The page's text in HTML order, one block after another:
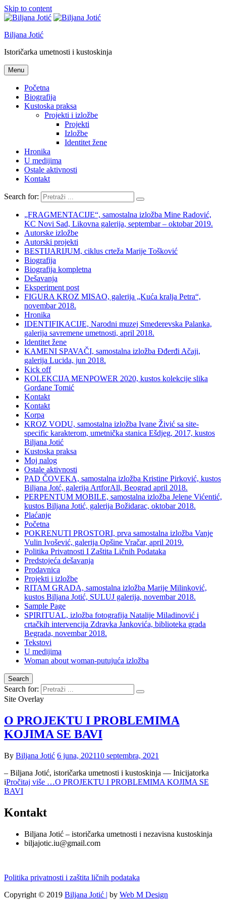
Skip to content
Biljana Jotić
Istoričarka umetnosti i kustoskinja
Menu
Početna
Biografija
Kustoska praksa
Projekti i izložbe
Projekti
Izložbe
Identitet žene
Hronika
U medijima
Ostale aktivnosti
Kontakt
Search for:
„FRAGMENTACIJE“, samostalna izložba Mine Radović,
KC Novi Sad, Likovna galerija, septembar – oktobar 2019.
Autorske izložbe
Autorski projekti
BESTIJARIJUM, ciklus crteža Marije Tošković
Biografija
Biografija kompletna
Dešavanja
Eksperiment post
FIGURA KROZ MISAO, galerija „Kuća kralja Petra“,
novembar 2018.
Hronika
IDENTIFIKACIJE, Narodni muzej Smederevska Palanka,
galerija savremene umetnosti, april 2018.
Identitet žene
KAMENI SPAVAČI, samostalna izložba Đđerđi Ačaji,
galerija Lucida, jun 2018.
Kick off
KOLEKCIJA MENPOWER 2020, kustos kolekcije slika
Gordane Tomić
Kontakt
Kontakt
Korpa
KROZ VODU, samostalna izložba Ivane Živić sa site-
specific karakterom, umetnička stanica Ešdjeg, 2017, kustos
Biljana Jotić
Kustoska praksa
Moj nalog
Ostale aktivnosti
PAD ČOVEKA, samostalna izložba Kristine Pirković, kustos
Biljana Jotć, galerija ArtforAll, Beograd april 2018.
PERPENTUM MOBILE, samostalna izložba Jelene Vićentić,
kustos Biljana Jotić, galerija Božidarac, oktobar 2018.
Plaćanje
Početna
POKRENUTI PROSTORI, prva samostalna izložba Vanje
Vulin Ivošević, galerija Opšine Vračar, april 2019.
Politika Privatnosti I Zaštita Ličnih Podataka
Predstojeća dešavanja
Prodavnica
Projekti i izložbe
RITAM GRADA, samostalna izložba Marije Milinković,
kustos Biljana Jotić, SULUJ galerija, novembar 2018.
Sample Page
SPIRITUAL, izložba fotografija Natalije Miladinović i
crtačkih intervencija Zdravka Jankovića, biblioteka grada
Begrada, novembar 2018.
Tekstovi
U medijima
Woman about woman-putujuća izložba
Search
Search for:
Site Overlay
O PROJEKTU I PROBLEMIMA
KOJIMA SE BAVI
By Biljana Jotić 6 juna, 202110 septembra, 2021
– Biljana Jotić, istoričarka umetnosti i kustoskinja –– Inicijatorka
iPročitaj više …O PROJEKTU I PROBLEMIMA KOJIMA SE
BAVI
Kontakt
Biljana Jotić – istoričarka umetnosti i nezavisna kustoskinja
biljajotic.iu@gmail.com
Politika privatnosti i zaštita ličnih podataka
Copyright © 2019 Biljana Jotić | by Web M Design